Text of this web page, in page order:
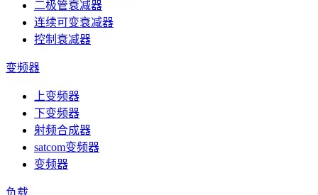
二极管衰减器
连续可变衰减器
控制衰减器
变频器
上变频器
下变频器
射频合成器
satcom变频器
变频器